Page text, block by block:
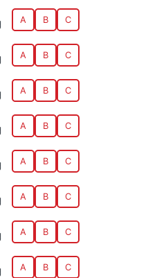
A B C
A B C
A B C
A B C
A B C
A B C
A B C
A B C